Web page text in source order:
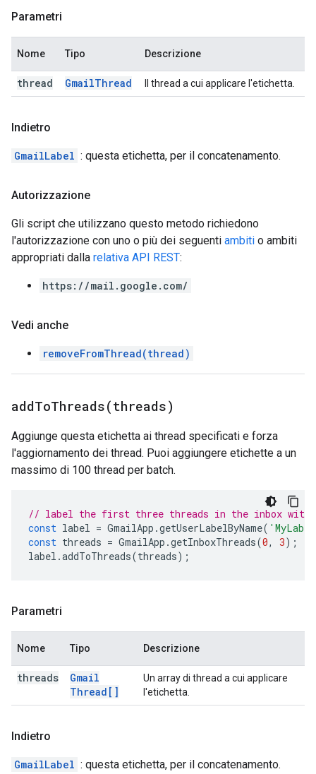
Parametri
Nome Tipo Descrizione
thread GmailThread Il thread a cui applicare l'etichetta.
Indietro
GmailLabel : questa etichetta, per il concatenamento.
Autorizzazione
Gli script che utilizzano questo metodo richiedono
l'autorizzazione con uno o più dei seguenti ambiti o ambiti
appropriati dalla relativa API REST:
https://mail.google.com/
Vedi anche
removeFromThread(thread)
addToThreads(threads)
Aggiunge questa etichetta ai thread specificati e forza
l'aggiornamento dei thread. Puoi aggiungere etichette a un
massimo di 100 thread per batch.
// label the first three threads in the inbox with
const label = GmailApp .getUserLabelByName(
const threads = GmailApp .getInboxThreads(0, 3);
label .addToThreads(threads);
Parametri
Nome Tipo Descrizione
threads
Gmail
Thread[]
Un array di thread a cui applicare
l'etichetta.
Indietro
GmailLabel : questa etichetta, per il concatenamento.